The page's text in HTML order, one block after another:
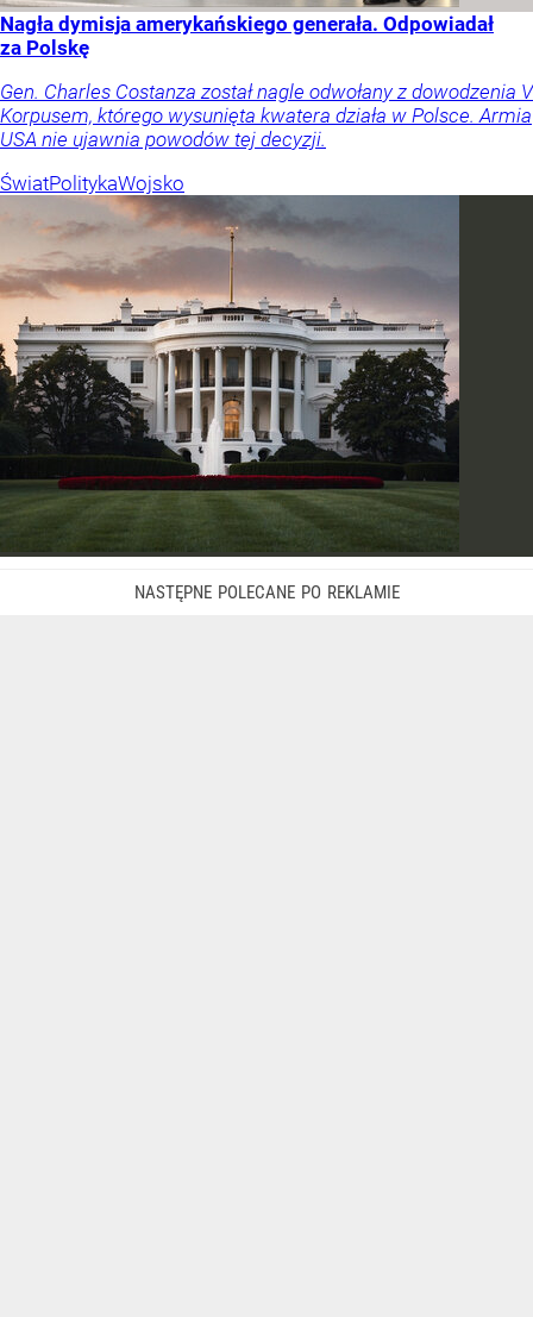
Nagła dymisja amerykańskiego generała. Odpowiadał
za Polskę
Gen. Charles Costanza został nagle odwołany z dowodzenia V
Korpusem, którego wysunięta kwatera działa w Polsce. Armia
USA nie ujawnia powodów tej decyzji.
ŚwiatPolitykaWojsko